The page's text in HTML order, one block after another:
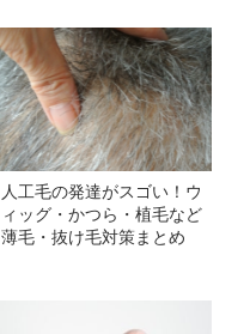
人工毛の発達がスゴい！ウ
ィッグ・かつら・植毛など
薄毛・抜け毛対策まとめ